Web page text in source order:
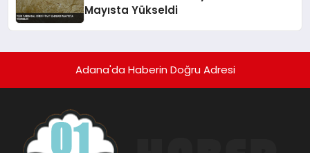
Mayısta Yükseldi
Adana'da Haberin Doğru Adresi